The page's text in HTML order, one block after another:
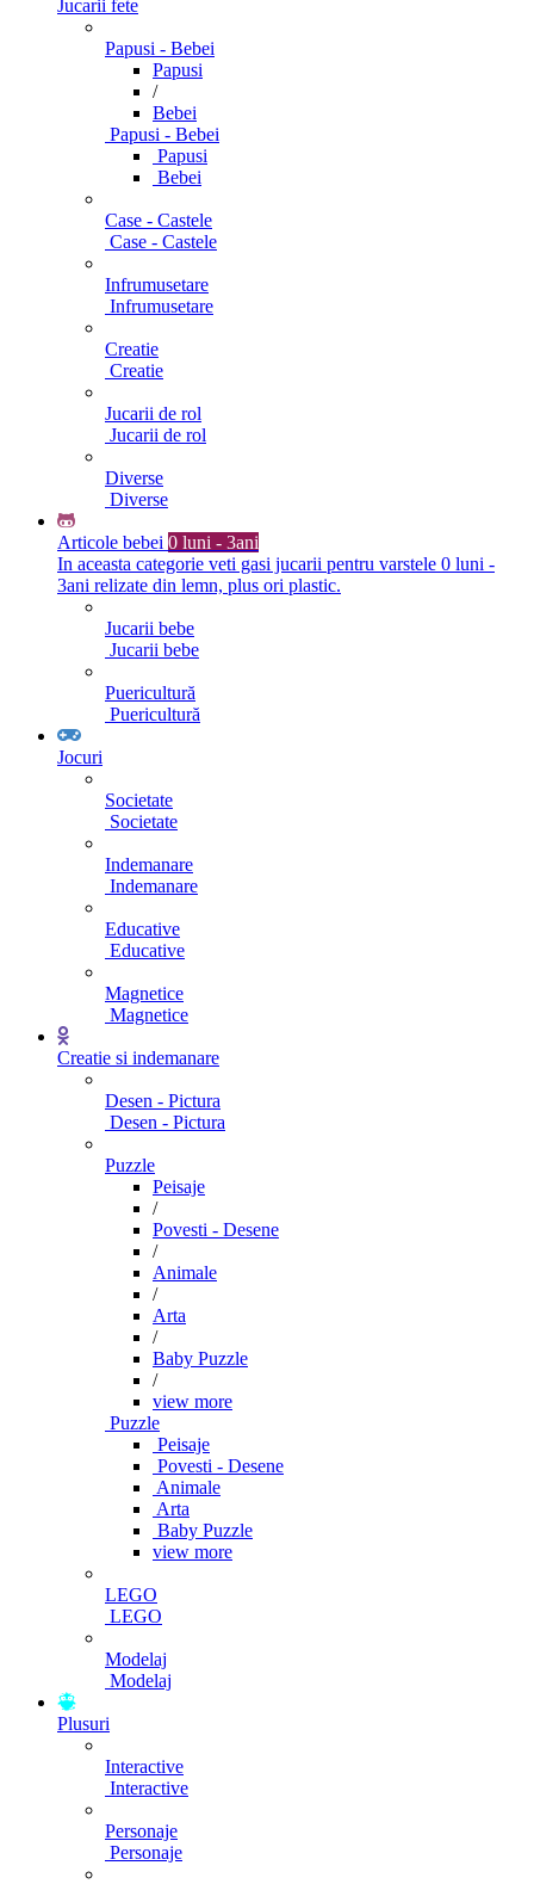
Jucarii fete
Papusi - Bebei
Papusi
/
Bebei
Papusi - Bebei
Papusi
Bebei
Case - Castele
Case - Castele
Infrumusetare
Infrumusetare
Creatie
Creatie
Jucarii de rol
Jucarii de rol
Diverse
Diverse
Articole bebei 0 luni - 3ani
In aceasta categorie veti gasi jucarii pentru varstele 0 luni -
3ani relizate din lemn, plus ori plastic.
Jucarii bebe
Jucarii bebe
Puericultură
Puericultură
Jocuri
Societate
Societate
Indemanare
Indemanare
Educative
Educative
Magnetice
Magnetice
Creatie si indemanare
Desen - Pictura
Desen - Pictura
Puzzle
Peisaje
/
Povesti - Desene
/
Animale
/
Arta
/
Baby Puzzle
/
view more
Puzzle
Peisaje
Povesti - Desene
Animale
Arta
Baby Puzzle
view more
LEGO
LEGO
Modelaj
Modelaj
Plusuri
Interactive
Interactive
Personaje
Personaje